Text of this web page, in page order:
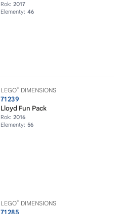
Rok: 2017
Elementy: 46
LEGO® DIMENSIONS
71239
Lloyd Fun Pack
Rok: 2016
Elementy: 56
LEGO® DIMENSIONS
71285